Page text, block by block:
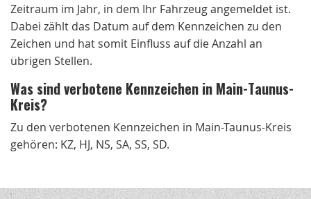
Zeitraum im Jahr, in dem Ihr Fahrzeug angemeldet ist.
Dabei zählt das Datum auf dem Kennzeichen zu den
Zeichen und hat somit Einfluss auf die Anzahl an
übrigen Stellen.
Was sind verbotene Kennzeichen in Main-Taunus-
Kreis?
Zu den verbotenen Kennzeichen in Main-Taunus-Kreis
gehören: KZ, HJ, NS, SA, SS, SD.